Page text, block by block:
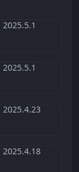
2025.4.23
2025.4.18